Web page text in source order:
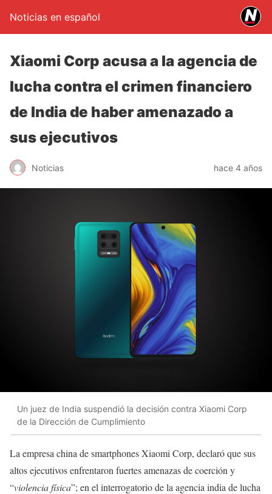
Noticias en español
Xiaomi Corp acusa a la agencia de
lucha contra el crimen financiero
de India de haber amenazado a
sus ejecutivos
Noticias hace 4 años
Un juez de India suspendió la decisión contra Xiaomi Corp
de la Dirección de Cumplimiento
La empresa china de smartphones Xiaomi Corp, declaró que sus
altos ejecutivos enfrentaron fuertes amenazas de coerción y
“violencia física”; en el interrogatorio de la agencia india de lucha